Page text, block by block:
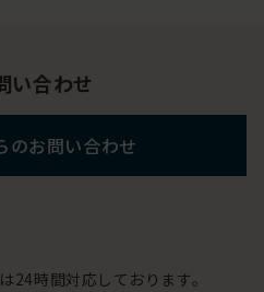
い合わせ
のお問い合わせ
時間対応しております。